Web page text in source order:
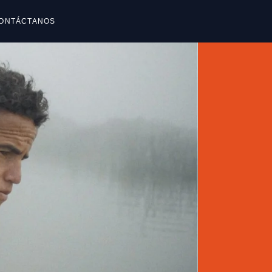
frecuentes